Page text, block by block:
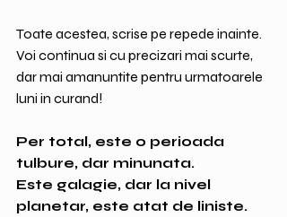
Toate acestea, scrise pe repede inainte.
Voi continua si cu precizari mai scurte,
dar mai amanuntite pentru urmatoarele
luni in curand!
Per total, este o perioada
tulbure, dar minunata.
Este galagie, dar la nivel
planetar, este atat de liniste.